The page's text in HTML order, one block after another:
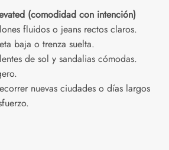
(comodidad con intención)
fluidos o jeans rectos claros.
baja o trenza suelta.
de sol y sandalias cómodas.
nuevas ciudades o días largos